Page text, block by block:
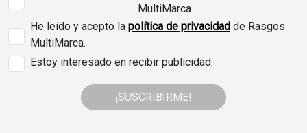
MultiMarca
He leído y acepto la política de privacidad de Rasgos
MultiMarca.
Estoy interesado en recibir publicidad.
¡SUSCRIBIRME!